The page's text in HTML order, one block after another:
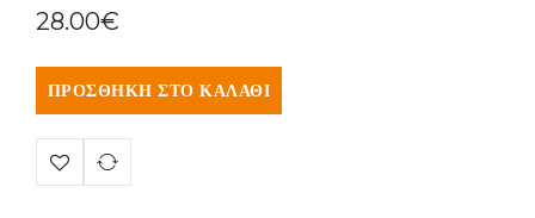
28.00€
ΠΡΟΣΘΉΚΗ ΣΤΟ ΚΑΛΆΘΙ